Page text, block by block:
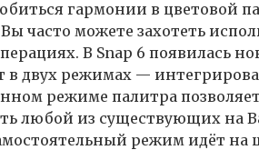
гармонии в цветовой
часто можете захотеть
В Snap 6 появилась
в двух режимах —
режиме палитра
любой из существующих на
режим идёт на